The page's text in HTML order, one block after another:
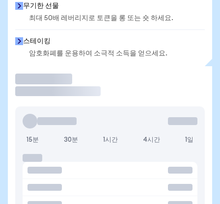
무기한 선물
최대 50배 레버리지로 토큰을 롱 또는 숏 하세요.
스테이킹
암호화폐를 운용하여 소극적 소득을 얻으세요.
15분 30분 1시간 4시간 1일